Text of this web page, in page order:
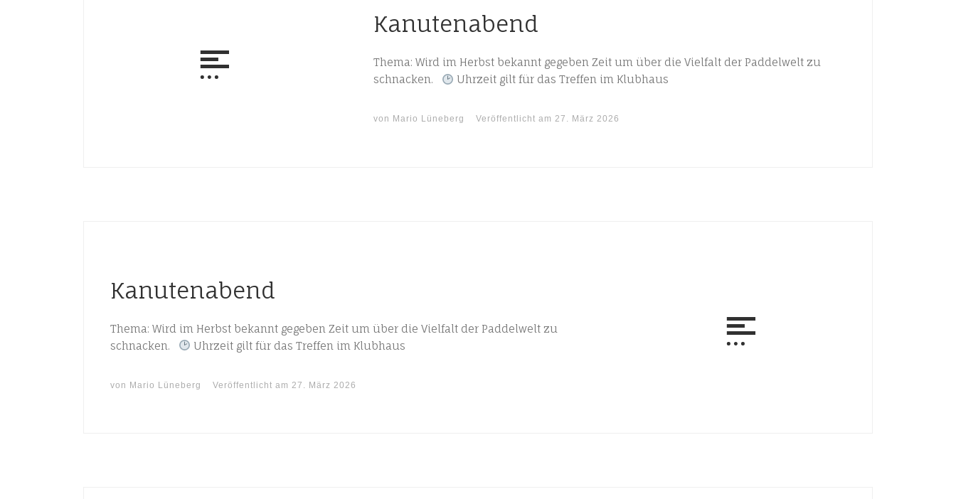
Kanutenabend
Thema: Wird im Herbst bekannt gegeben Zeit um über die Vielfalt der Paddelwelt zu
schnacken.
Uhrzeit gilt für das Treffen im Klubhaus
von Mario Lüneberg Veröffentlicht am 27. März 2026
Kanutenabend
Thema: Wird im Herbst bekannt gegeben Zeit um über die Vielfalt der Paddelwelt zu
schnacken.
Uhrzeit gilt für das Treffen im Klubhaus
von Mario Lüneberg Veröffentlicht am 27. März 2026